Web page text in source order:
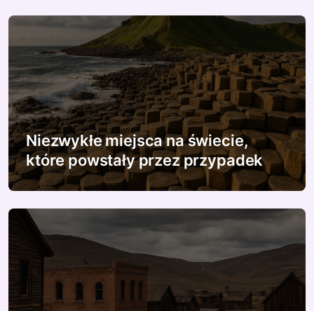
s
u
Niezwykłe miejsca na świecie,
które powstały przez przypadek